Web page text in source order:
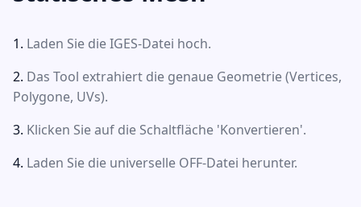
Laden Sie die IGES-Datei hoch.
Das Tool extrahiert die genaue Geometrie (Vertices,
Polygone, UVs).
Klicken Sie auf die Schaltfläche 'Konvertieren'.
Laden Sie die universelle OFF-Datei herunter.